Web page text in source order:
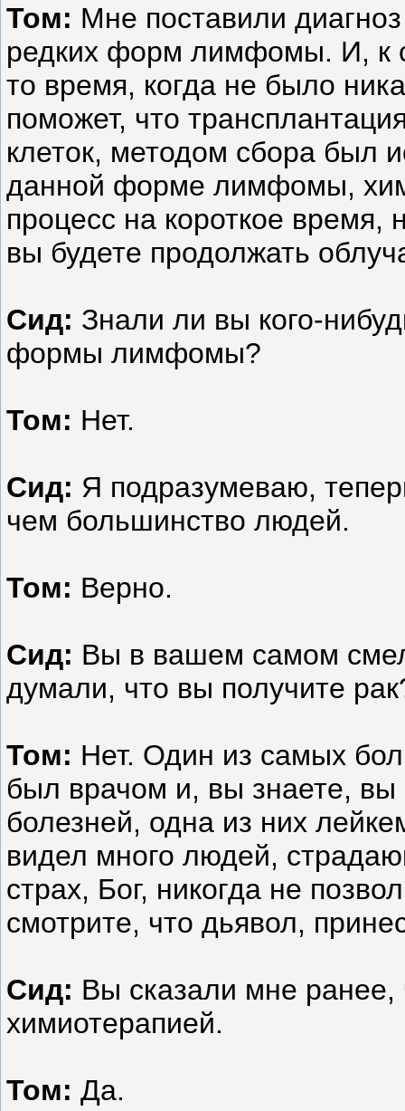
Том: Мне поставили
редких форм лимфомы. И, к
то время, когда не было
поможет, что
клеток, методом сбора был
данной форме лимфомы,
процесс на короткое время,
вы будете продолжать
Сид: Знали ли вы кого-
формы лимфомы?
Том: Нет.
Сид: Я подразумеваю,
чем большинство людей.
Том: Верно.
Сид: Вы в вашем самом
думали, что вы получите
Том: Нет. Один из самых
был врачом и, вы знаете, вы
болезней, одна из них
видел много людей,
страх, Бог, никогда не
смотрите, что дьявол,
Сид: Вы сказали мне ранее,
химиотерапией.
Том: Да.